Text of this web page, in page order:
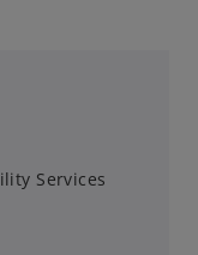
Services